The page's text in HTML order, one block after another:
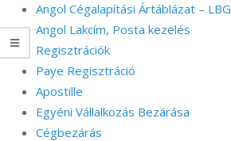
Angol Cégalapítási Ártáblázat – LBG
Angol Lakcím, Posta kezelés
Regisztrációk
Paye Regisztráció
Apostille
Egyéni Vállalkozás Bezárása
Cégbezárás